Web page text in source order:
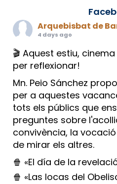
Arquebisbat de
4 days ago
🎬 Aquest estiu,
per reflexionar!
Mn. Peio Sánchez
per a aquestes
tots els públics que
preguntes sobre
convivència, la
de mirar els altres.
🍿 «El día de la
🍿 «Las locas del